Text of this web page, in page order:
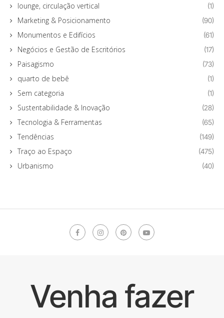
lounge, circulação vertical (1)
Marketing & Posicionamento (90)
Monumentos e Edifícios (61)
Negócios e Gestão de Escritórios (17)
Paisagismo (73)
quarto de bebê (1)
Sem categoria (1)
Sustentabilidade & Inovação (28)
Tecnologia & Ferramentas (65)
Tendências (149)
Traço ao Espaço (475)
Urbanismo (40)
Venha fazer